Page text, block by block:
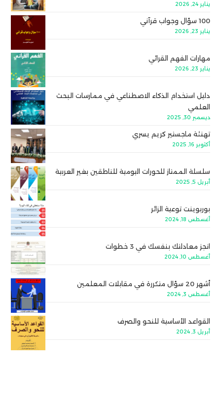
يناير 24, 2026
100 سؤال وجواب قرآني
يناير 23, 2026
مهارات الفهم القرائي
يناير 23, 2026
دليل استخدام الذكاء الاصطناعي في ممارسات البحث
العلمي
ديسمبر 30, 2025
تهنئة ماجستير كريم يسري
أكتوبر 16, 2025
سلسلة الممتاز للحورات اليومية للناطقين بغير العربية
أبريل 5, 2025
بوربوينت توعية الزائر
أغسطس 18, 2024
انجز معادلتك بنفسك في 3 خطوات
أغسطس 10, 2024
أشهر 20 سؤال متكررة في مقابلات المعلمين
أغسطس 3, 2024
القواعد الأساسية للنحو والصرف
أبريل 3, 2024